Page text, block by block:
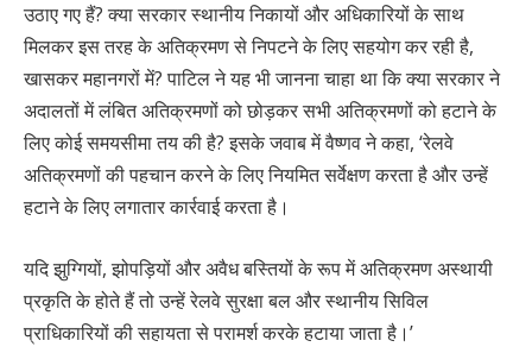
उठाए गए हैं? क्या सरकार स्थानीय निकायों और अधिकारियों के साथ
मिलकर इस तरह के अतिक्रमण से निपटने के लिए सहयोग कर रही है,
खासकर महानगरों में? पाटिल ने यह भी जानना चाहा था कि क्या सरकार ने
अदालतों में लंबित अतिक्रमणों को छोड़कर सभी अतिक्रमणों को हटाने के
लिए कोई समयसीमा तय की है? इसके जवाब में वैष्णव ने कहा, ‘रेलवे
अतिक्रमणों की पहचान करने के लिए नियमित सर्वेक्षण करता है और उन्हें
हटाने के लिए लगातार कार्रवाई करता है।
यदि झुग्गियों, झोपड़ियों और अवैध बस्तियों के रूप में अतिक्रमण अस्थायी
प्रकृति के होते हैं तो उन्हें रेलवे सुरक्षा बल और स्थानीय सिविल
प्राधिकारियों की सहायता से परामर्श करके हटाया जाता है।’